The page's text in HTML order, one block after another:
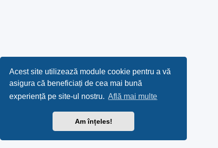
Acest site utilizează module cookie pentru a vă
asigura că beneficiați de cea mai bună
experiență pe site-ul nostru. Află mai multe
Am înțeles!